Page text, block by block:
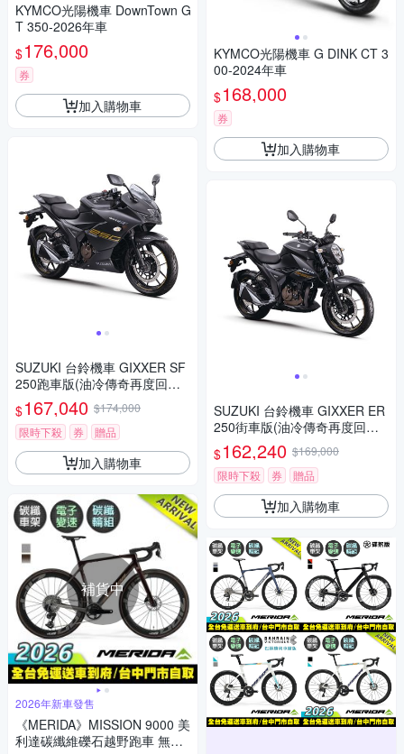
KYMCO光陽機車 DownTown G
T 350-2026年車
$176,000
券
加入購物車
SUZUKI 台鈴機車 GIXXER SF
250跑車版(油冷傳奇再度回歸/
2023年全新機車)
$167,040 $174,000
限時下殺
券 贈品
加入購物車
補貨中
2026年新車發售
《MERIDA》MISSION 9000 美
利達碳纖維礫石越野跑車 無附
KYMCO光陽機車 G DINK CT 3
00-2024年車
$168,000
券
加入購物車
SUZUKI 台鈴機車 GIXXER ER
250街車版(油冷傳奇再度回歸/
2023年全新機車)
$162,240 $169,000
限時下殺
券 贈品
加入購物車